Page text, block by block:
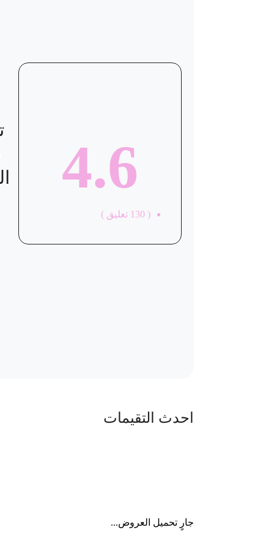
4.6
(
130 تعليق )
احدث التقيمات
جارٍ تحميل العروض...